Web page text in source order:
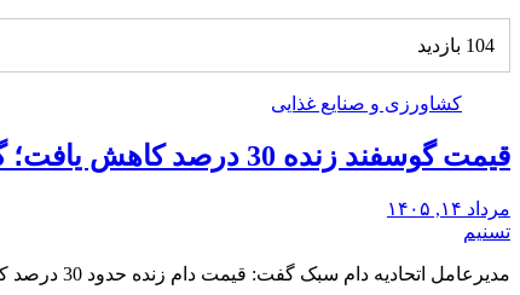
104 بازدید
کشاورزی و صنایع غذایی
قیمت گوسفند زنده 30 درصد کاهش یافت؛ گوشت ارزان نشد
مرداد ۱۴, ۱۴۰۵
تسنیم
مدیرعامل اتحادیه دام سبک گفت: قیمت دام زنده حدود 30 درصد کاهش یافته، اما قیمت گوشت…